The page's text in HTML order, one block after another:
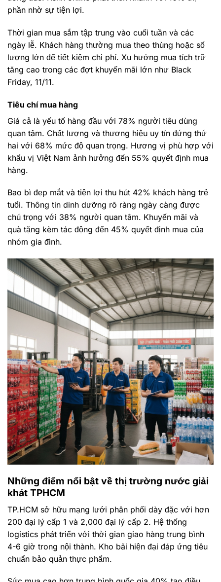
phần nhờ sự tiện lợi.
Thời gian mua sắm tập trung vào cuối tuần và các
ngày lễ. Khách hàng thường mua theo thùng hoặc số
lượng lớn để tiết kiệm chi phí. Xu hướng mua tích trữ
tăng cao trong các đợt khuyến mãi lớn như Black
Friday, 11/11.
Tiêu chí mua hàng
Giá cả là yếu tố hàng đầu với 78% người tiêu dùng
quan tâm. Chất lượng và thương hiệu uy tín đứng thứ
hai với 68% mức độ quan trọng. Hương vị phù hợp với
khẩu vị Việt Nam ảnh hưởng đến 55% quyết định mua
hàng.
Bao bì đẹp mắt và tiện lợi thu hút 42% khách hàng trẻ
tuổi. Thông tin dinh dưỡng rõ ràng ngày càng được
chú trọng với 38% người quan tâm. Khuyến mãi và
quà tặng kèm tác động đến 45% quyết định mua của
nhóm gia đình.
Những điểm nổi bật về thị trường nước giải
khát TPHCM
TP.HCM sở hữu mạng lưới phân phối dày đặc với hơn
200 đại lý cấp 1 và 2,000 đại lý cấp 2. Hệ thống
logistics phát triển với thời gian giao hàng trung bình
4-6 giờ trong nội thành. Kho bãi hiện đại đáp ứng tiêu
chuẩn bảo quản thực phẩm.